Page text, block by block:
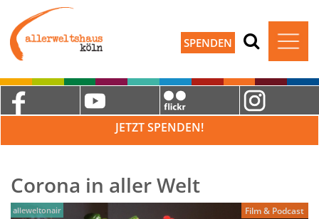
SPENDEN
JETZT SPENDEN!
Corona in aller Welt
alleweltonair Film & Podcast